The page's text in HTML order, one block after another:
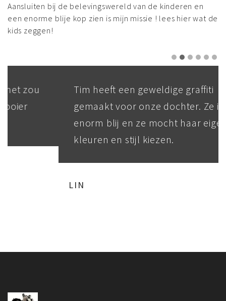
Aansluiten bij de belevingswereld van de kinderen en
een enorme blije kop zien is mijn missie ! lees hier wat de
kids zeggen!
Tim heeft een geweldige graffiti
gemaakt voor onze dochter. Ze is echt
enorm blij en ze mocht haar eigen
kleuren en stijl kiezen.